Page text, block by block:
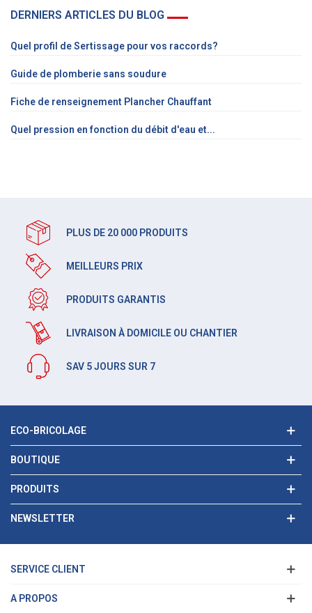
DERNIERS ARTICLES DU BLOG
Quel profil de Sertissage pour vos raccords?
Guide de plomberie sans soudure
Fiche de renseignement Plancher Chauffant
Quel pression en fonction du débit d'eau et...
PLUS DE 20 000 PRODUITS
MEILLEURS PRIX
PRODUITS GARANTIS
LIVRAISON À DOMICILE OU CHANTIER
SAV 5 JOURS SUR 7
ECO-BRICOLAGE
BOUTIQUE
PRODUITS
NEWSLETTER
SERVICE CLIENT
A PROPOS